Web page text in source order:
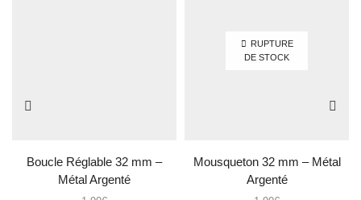
Boucle Réglable 32 mm –
Métal Argenté
RUPTURE
DE STOCK
Mousqueton 32 mm – Métal
Argenté